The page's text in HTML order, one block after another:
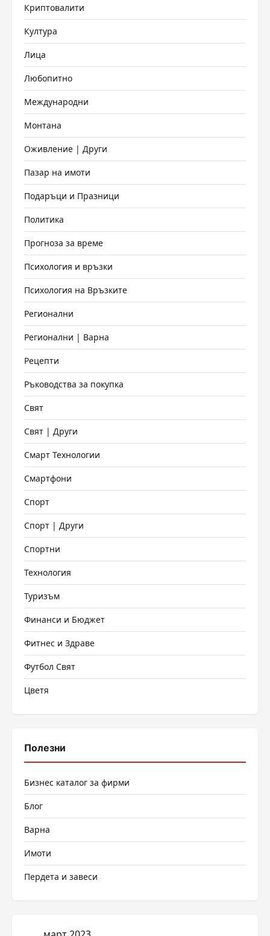
Криптовалити
Култура
Лица
Любопитно
Международни
Монтана
Оживление | Други
Пазар на имоти
Подаръци и Празници
Политика
Прогноза за време
Психология и връзки
Психология на Връзките
Регионални
Регионални | Варна
Рецепти
Ръководства за покупка
Свят
Свят | Други
Смарт Технологии
Смартфони
Спорт
Спорт | Други
Спортни
Технология
Туризъм
Финанси и Бюджет
Фитнес и Здраве
Футбол Свят
Цветя
Полезни
Бизнес каталог за фирми
Блог
Варна
Имоти
Пердета и завеси